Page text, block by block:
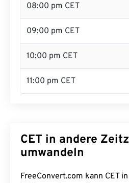
08:00 pm CET
09:00 pm CET
10:00 pm CET
11:00 pm CET
CET in andere
umwandeln
FreeConvert.com kann CET